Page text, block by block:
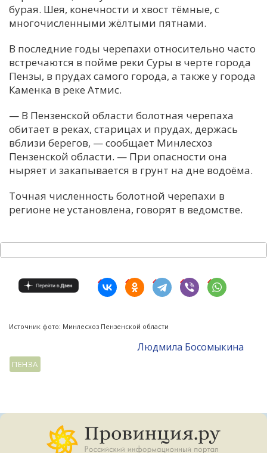
Н
бурая. Шея, конечности и хвост тёмные, с
многочисленными жёлтыми пятнами.
В последние годы черепахи относительно часто
встречаются в пойме реки Суры в черте города
Пензы, в прудах самого города, а также у города
Каменка в реке Атмис.
— В Пензенской области болотная черепаха
обитает в реках, старицах и прудах, держась
вблизи берегов, — сообщает Минлесхоз
Пензенской области. — При опасности она
ныряет и закапывается в грунт на дне водоёма.
Точная численность болотной черепахи в
регионе не установлена, говорят в ведомстве.
Источник фото: Минлесхоз Пензенской области
Людмила Босомыкина
ПЕНЗА